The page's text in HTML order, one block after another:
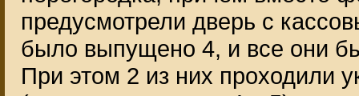
предусмотрели дверь с
было выпущено 4, и все они
При этом 2 из них проходили